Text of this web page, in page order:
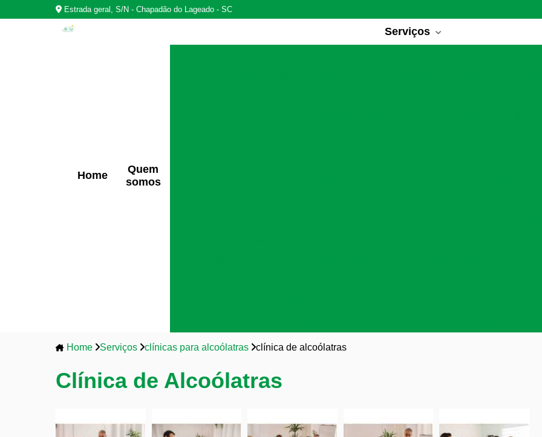
Estrada geral, S/N - Chapadão do Lageado - SC
Home
Quem
somos
Serviços
Home Serviços clínicas para alcoólatras clínica de alcoólatras
Clínica de Alcoólatras